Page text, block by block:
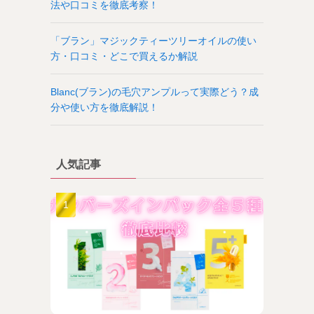
法や口コミを徹底考察！
「ブラン」マジックティーツリーオイルの使い
方・口コミ・どこで買えるか解説
Blanc(ブラン)の毛穴アンプルって実際どう？成
分や使い方を徹底解説！
人気記事